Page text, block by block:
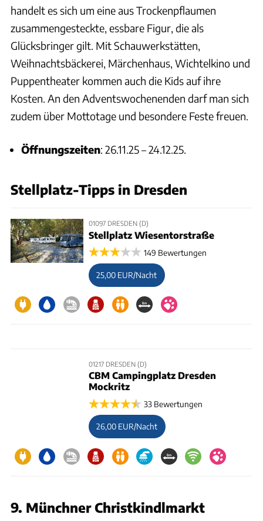
handelt es sich um eine aus Trockenpflaumen
zusammengesteckte, essbare Figur, die als
Glücksbringer gilt. Mit Schauwerkstätten,
Weihnachtsbäckerei, Märchenhaus, Wichtelkino und
Puppentheater kommen auch die Kids auf ihre
Kosten. An den Adventswochenenden darf man sich
zudem über Mottotage und besondere Feste freuen.
Öffnungszeiten: 26.11.25 – 24.12.25.
Stellplatz-Tipps in Dresden
01097 DRESDEN (D)
Stellplatz Wiesentorstraße
149 Bewertungen
25,00 EUR/Nacht
01217 DRESDEN (D)
CBM Campingplatz Dresden
Mockritz
33 Bewertungen
26,00 EUR/Nacht
9. Münchner Christkindlmarktgettyimages/Maremagnum